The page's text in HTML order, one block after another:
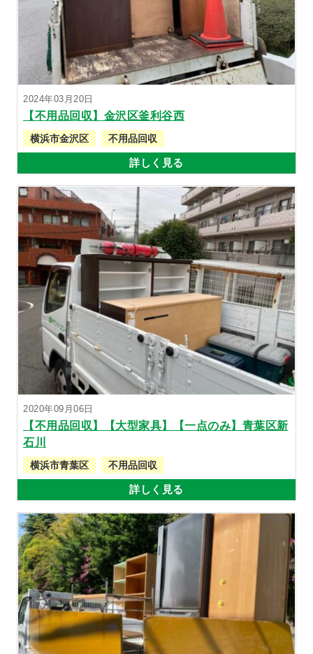
2024年03月20日
【不用品回収】金沢区釜利谷西
横浜市金沢区 不用品回収
詳しく見る
2020年09月06日
【不用品回収】【大型家具】【一点のみ】青葉区新
石川
横浜市青葉区 不用品回収
詳しく見る